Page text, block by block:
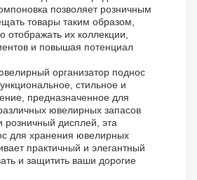
позволяет розничным
товары таким образом,
отображать их коллекции,
и повышая потенциал
организатор поднос
стильное и
предназначенное для
ювелирных запасов
розничный дисплей, эта
для хранения ювелирных
практичный и элегантный
и защитить ваши дорогие